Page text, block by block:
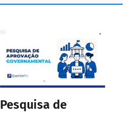
Pesquisa de